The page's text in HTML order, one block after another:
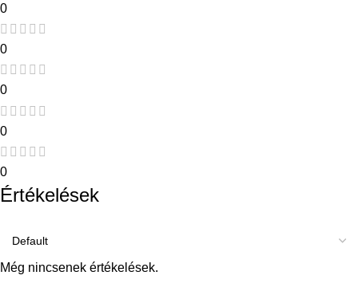
0
0
0
0
0
Értékelések
Még nincsenek értékelések.